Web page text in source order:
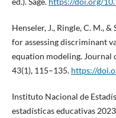
Henseler, J., Ringle, C. M.,
for assessing discriminant
equation modeling. Journal
43(1), 115–135. https://
Instituto Nacional de
estadísticas educativas